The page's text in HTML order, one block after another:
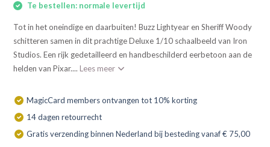
Te bestellen: normale levertijd
Tot in het oneindige en daarbuiten! Buzz Lightyear en Sheriff Woody
schitteren samen in dit prachtige Deluxe 1/10 schaalbeeld van Iron
Studios. Een rijk gedetailleerd en handbeschilderd eerbetoon aan de
helden van Pixar.... Lees meer
MagicCard members ontvangen tot 10% korting
14 dagen retourrecht
Gratis verzending binnen Nederland bij besteding vanaf € 75,00